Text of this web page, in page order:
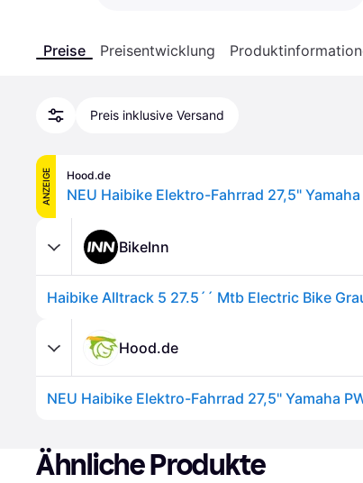
Preise Preisentwicklung
Preis inklusive Versand
ANZEIGE Hood.de
BikeInn
Haibike Alltrack 5 27.5´´ Mtb Electric Bike
Hood.de
Ähnliche Produkte